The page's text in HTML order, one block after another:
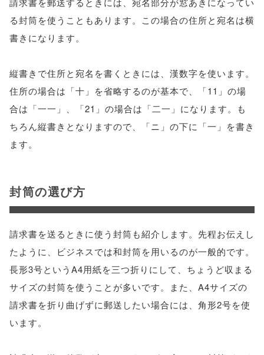
る封筒を使うこともあります。この場合の住所と宛名は横
書きになります。
縦書きで住所と宛名を書くときには、漢数字を使います。
住所の場合は「十」を省略するのが基本で、「11」の場
合は「一一」、「21」の場合は「二一」になります。も
ちろん縦書きとなりますので、「ニ」の下に「一」を書き
ます。
封筒の選び方
請求書を送るときに使う封筒も紹介します。先程お伝えし
たように、ビジネスでは和封筒を用いるのが一般的です。
長形3号というA4用紙を三つ折りにして、ちょうど収まる
サイズの封筒を使うことが多いです。また、A4サイズの
請求書を折り曲げずに郵送したい場合には、角形2号を使
います。